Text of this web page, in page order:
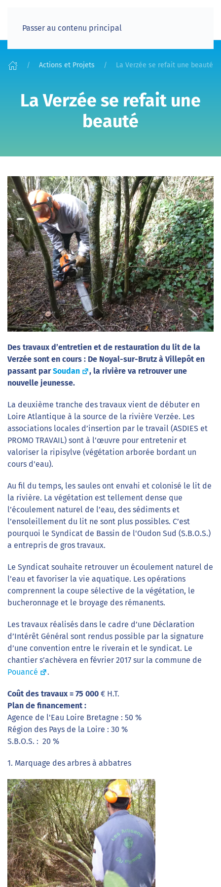
Passer au contenu principal
Actions et Projets La Verzée se refait une beauté
La Verzée se refait une
beauté
Des travaux d’entretien et de restauration du lit de la
Verzée sont en cours : De Noyal-sur-Brutz à Villepôt en
passant parSoudan
, la rivière va retrouver une
nouvelle jeunesse.
La deuxième tranche des travaux vient de débuter en
Loire Atlantique à la source de la rivière Verzée. Les
associations locales d’insertion par le travail (ASDIES et
PROMO TRAVAIL) sont à l’œuvre pour entretenir et
valoriser la ripisylve (végétation arborée bordant un
cours d'eau).
Au fil du temps, les saules ont envahi et colonisé le lit de
la rivière. La végétation est tellement dense que
l’écoulement naturel de l’eau, des sédiments et
l’ensoleillement du lit ne sont plus possibles. C’est
pourquoi le Syndicat de Bassin de l'Oudon Sud (S.B.O.S.)
a entrepris de gros travaux.
Le Syndicat souhaite retrouver un écoulement naturel de
l’eau et favoriser la vie aquatique. Les opérations
comprennent la coupe sélective de la végétation, le
bucheronnage et le broyage des rémanents.
Les travaux réalisés dans le cadre d’une Déclaration
d’Intérêt Général sont rendus possible par la signature
d’une convention entre le riverain et le syndicat. Le
chantier s’achèvera en février 2017 sur la commune de
Pouancé
.
Coût des travaux = 75 000 € H.T.
Plan de financement :
Agence de l'Eau Loire Bretagne : 50 %
Région des Pays de la Loire : 30 %
S.B.O.S. : 20 %
1. Marquage des arbres à abbatres